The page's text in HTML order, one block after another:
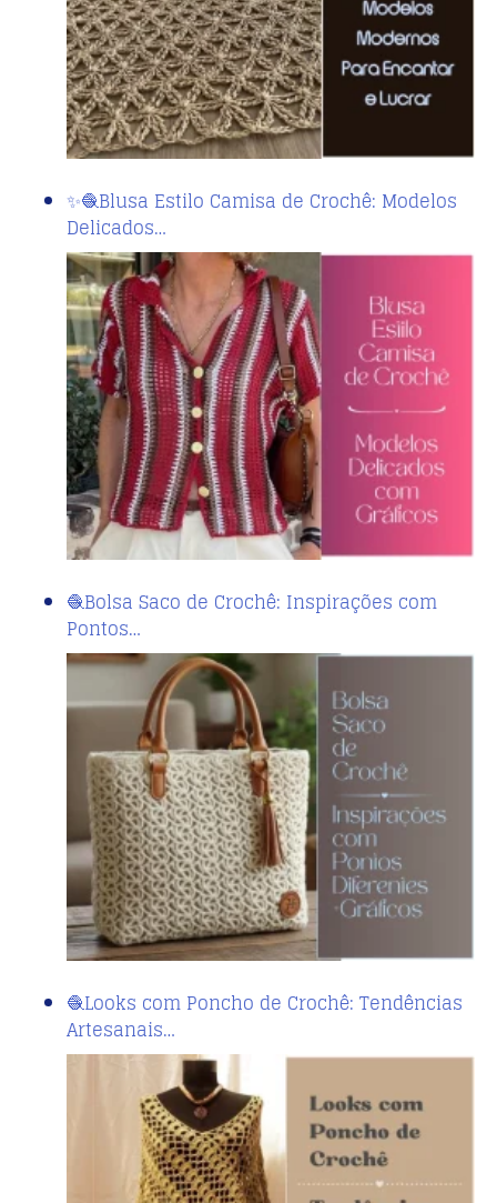
✨🧶Blusa Estilo Camisa de Crochê: Modelos
Delicados…
🧶Bolsa Saco de Crochê: Inspirações com
Pontos…
🧶Looks com Poncho de Crochê: Tendências
Artesanais…